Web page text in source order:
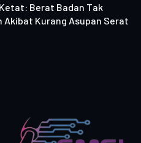
Berat Badan Tak
Akibat Kurang Asupan Serat